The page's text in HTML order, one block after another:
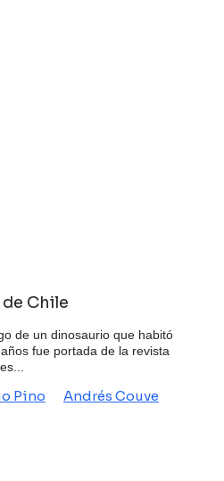
Chile
de un dinosaurio que habitó
fue portada de la revista
Pino Andrés Couve